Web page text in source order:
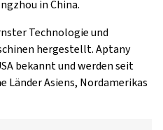
in China.
Technologie und
hergestellt. Aptany
bekannt und werden seit
Länder Asiens, Nordamerikas